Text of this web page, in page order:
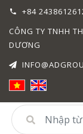
+84
CÔNG TY TNHH
DƯƠNG